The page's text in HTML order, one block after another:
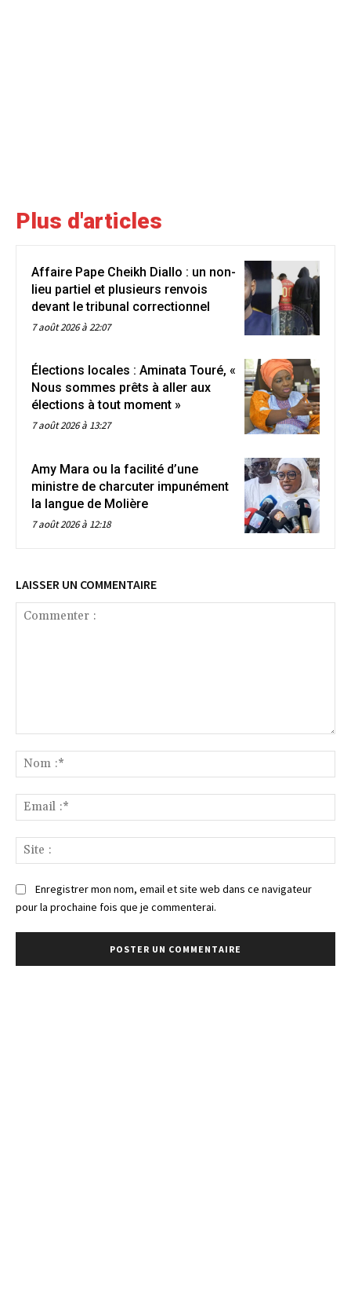
Plus d'articles
Affaire Pape Cheikh Diallo : un non-
lieu partiel et plusieurs renvois
devant le tribunal correctionnel
7 août 2026 à 22:07
Élections locales : Aminata Touré, «
Nous sommes prêts à aller aux
élections à tout moment »
7 août 2026 à 13:27
Amy Mara ou la facilité d’une
ministre de charcuter impunément
la langue de Molière
7 août 2026 à 12:18
LAISSER UN COMMENTAIRE
:*
:*
:
Enregistrer mon nom, email et site web dans ce navigateur
pour la prochaine fois que je commenterai.